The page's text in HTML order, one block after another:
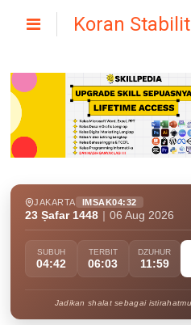
Koran
JAKARTA IMSAK04:32
23 Ṣafar 1448 06 Aug 2026
SUBUH
04:42
TERBIT
06:03
DZUHUR
11:59
Jadikan shalat sebagai